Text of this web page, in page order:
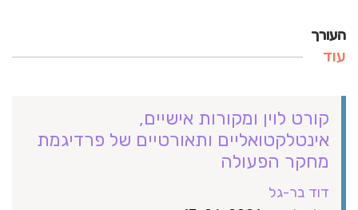
העורך
עוד
קורט לוין ומקורות אישיים,
אינטלקטואליים ותאורטיים של פרדיגמת
מחקר הפעולה
דוד בר-גל